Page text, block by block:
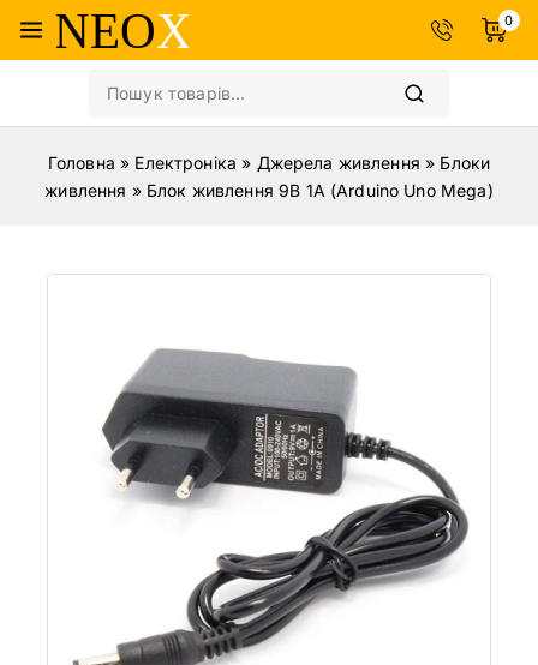
0
Головна » Електроніка » Джерела живлення » Блоки
живлення » Блок живлення 9В 1А (Arduino Uno Mega)